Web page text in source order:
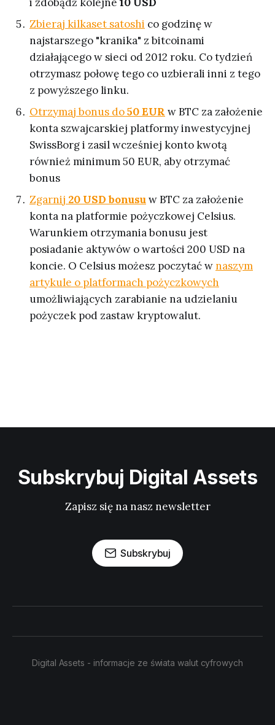
Zbieraj kilkaset satoshi co godzinę w
najstarszego "kranika" z bitcoinami
działającego w sieci od 2012 roku. Co tydzień
otrzymasz połowę tego co uzbierali inni z tego
z powyższego linku.
Otrzymaj bonus do50 EUR w BTC za założenie
konta szwajcarskiej platformy inwestycyjnej
SwissBorg i zasil wcześniej konto kwotą
również minimum 50 EUR, aby otrzymać
bonus
Zgarnij 20 USD bonusuw BTC za założenie
konta na platformie pożyczkowej Celsius.
Warunkiem otrzymania bonusu jest
posiadanie aktywów o wartości 200 USD na
koncie. O Celsius możesz poczytać wnaszym
artykule o platformach pożyczkowych
umożliwiających zarabianie na udzielaniu
pożyczek pod zastaw kryptowalut.
Subskrybuj Digital Assets
Zapisz się na nasz newsletter
Subskrybuj
Digital Assets - informacje ze świata walut cyfrowych